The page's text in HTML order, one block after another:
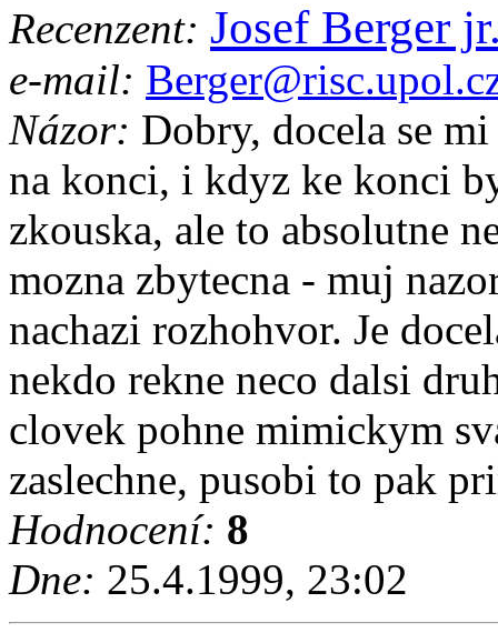
Recenzent: Josef Berger
e-mail:
Názor: Dobry, docela se
na konci, i kdyz ke konci
zkouska, ale to absolutne
mozna zbytecna - muj
nachazi rozhohvor. Je
nekdo rekne neco dalsi
clovek pohne mimickym
zaslechne, pusobi to pak
Hodnocení: 8
Dne: 25.4.1999, 23:02